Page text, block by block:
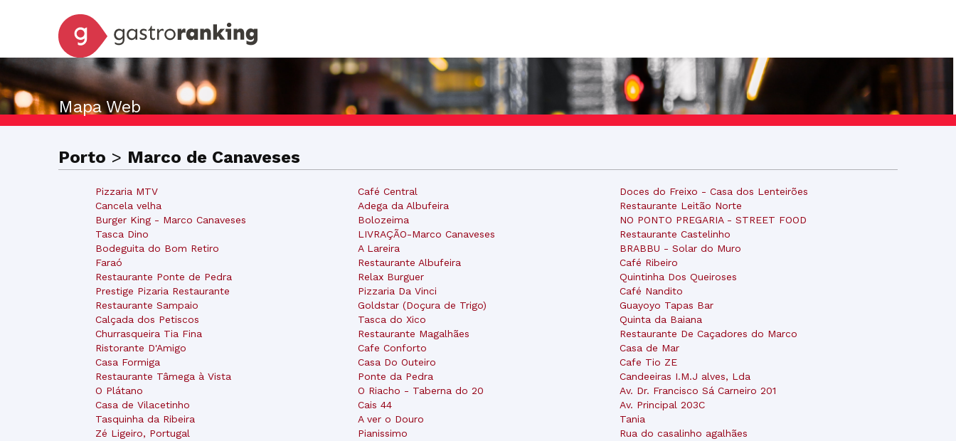
Mapa Web
Porto > Marco de Canaveses
Pizzaria MTV
Cancela velha
Burger King - Marco Canaveses
Tasca Dino
Bodeguita do Bom Retiro
Faraó
Restaurante Ponte de Pedra
Prestige Pizaria Restaurante
Restaurante Sampaio
Calçada dos Petiscos
Churrasqueira Tia Fina
Ristorante D'Amigo
Casa Formiga
Restaurante Tâmega à Vista
O Plátano
Casa de Vilacetinho
Tasquinha da Ribeira
Zé Ligeiro, Portugal
Café Central
Adega da Albufeira
Bolozeima
LIVRAÇÃO-Marco Canaveses
A Lareira
Restaurante Albufeira
Relax Burguer
Pizzaria Da Vinci
Goldstar (Doçura de Trigo)
Tasca do Xico
Restaurante Magalhães
Cafe Conforto
Casa Do Outeiro
Ponte da Pedra
O Riacho - Taberna do 20
Cais 44
A ver o Douro
Pianissimo
Doces do Freixo - Casa dos Lenteirões
Restaurante Leitão Norte
NO PONTO PREGARIA - STREET FOOD
Restaurante Castelinho
BRABBU - Solar do Muro
Café Ribeiro
Quintinha Dos Queiroses
Café Nandito
Guayoyo Tapas Bar
Quinta da Baiana
Restaurante De Caçadores do Marco
Casa de Mar
Cafe Tio ZE
Candeeiras I.M.J alves, Lda
Av. Dr. Francisco Sá Carneiro 201
Av. Principal 203C
Tania
Rua do casalinho agalhães